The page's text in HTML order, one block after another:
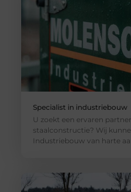
Specialist in industriebouw
U zoekt een ervaren
staalconstructie? Wij
Industriebouw van harte